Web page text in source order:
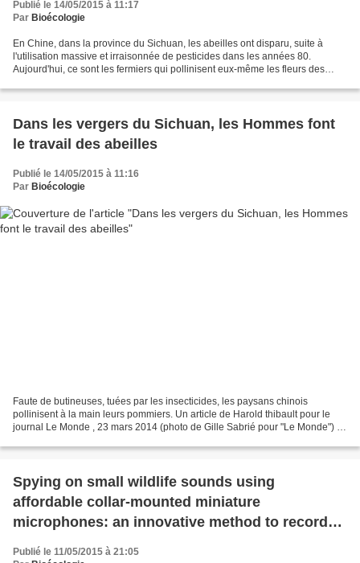
Publié le 14/05/2015 à 11:17
Par Bioécologie
En Chine, dans la province du Sichuan, les abeilles ont disparu, suite à
l'utilisation massive et irraisonnée de pesticides dans les années 80.
Aujourd'hui, ce sont les fermiers qui pollinisent eux-même les fleurs des
Dans les vergers du Sichuan, les Hommes font
le travail des abeilles
Publié le 14/05/2015 à 11:16
Par Bioécologie
Faute de butineuses, tuées par les insecticides, les paysans chinois
pollinisent à la main leurs pommiers. Un article de Harold thibault pour le
journal Le Monde , 23 mars 2014 (photo de Gille Sabrié pour "Le Monde") :
Spying on small wildlife sounds using
affordable collar-mounted miniature
microphones: an innovative method to record
individual daylong vocalisations in chipmunks
Publié le 11/05/2015 à 21:05